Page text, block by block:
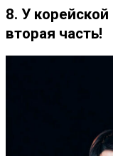
8. У
вторая часть!